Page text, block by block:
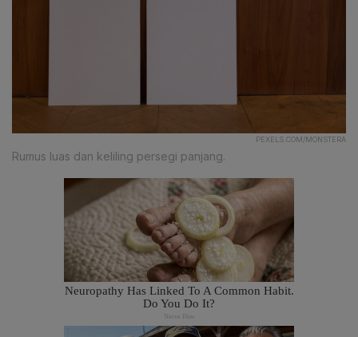
PEXELS.COM/MONSTERA
Rumus luas dan keliling persegi panjang.